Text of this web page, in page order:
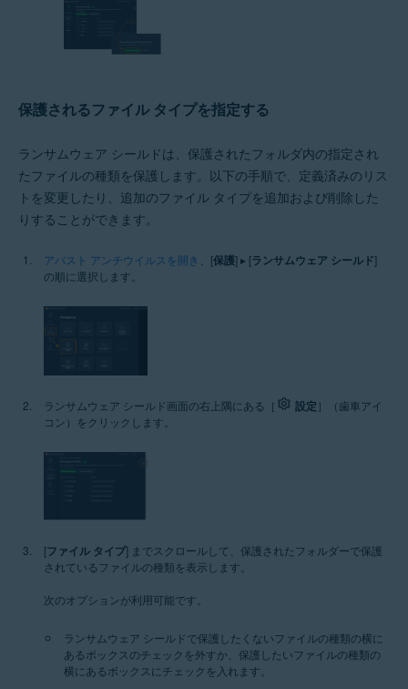
保護されるファイル タイプを指定する
ランサムウェア シールドは、保護されたフォルダ内の指定され
たファイルの種類を保護します。以下の手順で、定義済みのリス
トを変更したり、追加のファイル タイプを追加および削除した
りすることができます。
アバスト アンチウイルスを開き 、[保護] ▸ [ランサムウェア シールド]
の順に選択します。
ランサムウェア シールド画面の右上隅にある［ 設定 ］（歯車アイ
コン）をクリックします。
[ファイル タイプ] までスクロールして、保護されたフォルダーで保護
されているファイルの種類を表示します。
次のオプションが利用可能です。
ランサムウェア シールドで保護したくないファイルの種類の横に
あるボックスのチェックを外すか、保護したいファイルの種類の
横にあるボックスにチェックを入れます。